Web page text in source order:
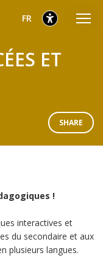
sélectionnés
Français
FR
ET
SHARE
!
interactives et
du secondaire et aux
plusieurs langues.